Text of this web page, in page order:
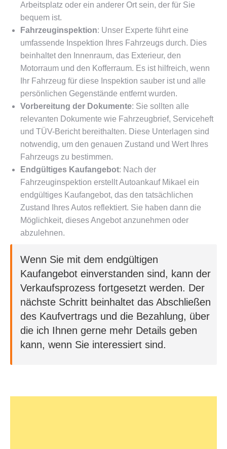
Arbeitsplatz oder ein anderer Ort sein, der für Sie
bequem ist.
Fahrzeuginspektion: Unser Experte führt eine
umfassende Inspektion Ihres Fahrzeugs durch. Dies
beinhaltet den Innenraum, das Exterieur, den
Motorraum und den Kofferraum. Es ist hilfreich, wenn
Ihr Fahrzeug für diese Inspektion sauber ist und alle
persönlichen Gegenstände entfernt wurden.
Vorbereitung der Dokumente: Sie sollten alle
relevanten Dokumente wie Fahrzeugbrief, Serviceheft
und TÜV-Bericht bereithalten. Diese Unterlagen sind
notwendig, um den genauen Zustand und Wert Ihres
Fahrzeugs zu bestimmen.
Endgültiges Kaufangebot: Nach der
Fahrzeuginspektion erstellt Autoankauf Mikael ein
endgültiges Kaufangebot, das den tatsächlichen
Zustand Ihres Autos reflektiert. Sie haben dann die
Möglichkeit, dieses Angebot anzunehmen oder
abzulehnen.
Wenn Sie mit dem endgültigen
Kaufangebot einverstanden sind, kann der
Verkaufsprozess fortgesetzt werden. Der
nächste Schritt beinhaltet das Abschließen
des Kaufvertrags und die Bezahlung, über
die ich Ihnen gerne mehr Details geben
kann, wenn Sie interessiert sind.